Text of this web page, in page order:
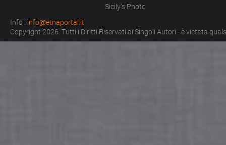
Sicily's Photo
Info : info@etnaportal.it
Copyright 2026. Tutti i Diritti Riservati ai Singoli Autori - è vietata